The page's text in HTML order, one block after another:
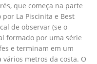
que começa na parte
La Piscinita e Best
de observar (se o
formado por uma série
e terminam em um
metros da costa. O